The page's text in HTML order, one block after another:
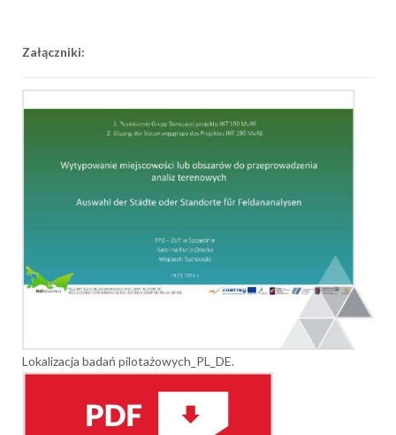
Załączniki:
Lokalizacja badań pilotażowych_PL_DE.